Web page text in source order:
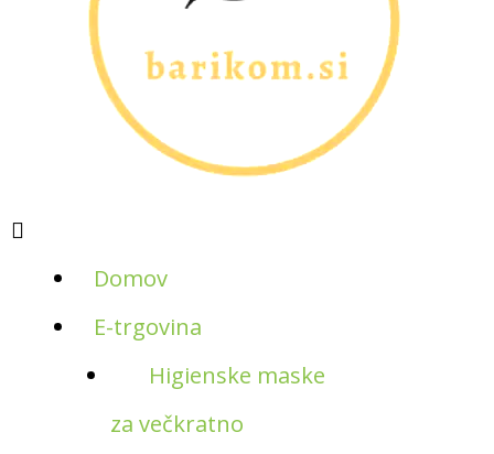
Domov
E-trgovina
Higienske maske
za večkratno